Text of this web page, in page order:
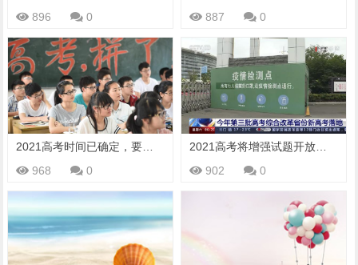
896
0
887
0
968
0
902
0